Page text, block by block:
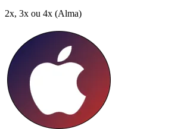
2x, 3x ou 4x (Alma)